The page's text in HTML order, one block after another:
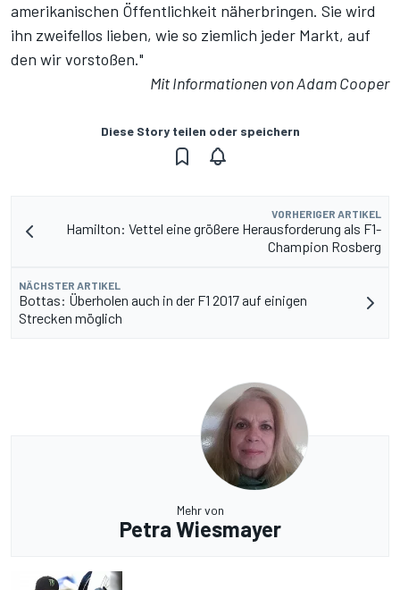
amerikanischen Öffentlichkeit näherbringen. Sie wird
ihn zweifellos lieben, wie so ziemlich jeder Markt, auf
den wir vorstoßen."
Mit Informationen von Adam Cooper
Diese Story teilen oder speichern
VORHERIGER ARTIKEL
Hamilton: Vettel eine größere Herausforderung als F1-
Champion Rosberg
NÄCHSTER ARTIKEL
Bottas: Überholen auch in der F1 2017 auf einigen
Strecken möglich
Mehr von
Petra Wiesmayer